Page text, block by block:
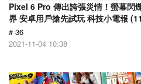
Pixel 6 Pro 傳出誇張災情！螢幕閃
界 安卓用戶搶先試玩 科技小電報
# 36
2021-11-04 10:38